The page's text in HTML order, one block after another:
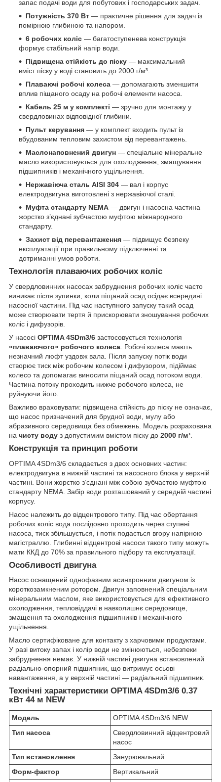
запас подачі води для побутових і господарських задач.
Потужність 370 Вт — практичне рішення для задач із
помірною глибиною та напором.
6 робочих коліс — багатоступенева конструкція
формує стабільний напір води.
Підвищена стійкість до піску — максимальний
вміст піску у воді становить до 2000 г/м³.
Плаваючі робочі колеса — допомагають зменшити
вплив піщаного осаду на робочі елементи насоса.
Кабель 25 м у комплекті — зручно для монтажу у
свердловинах відповідної глибини.
Пульт керування — у комплект входить пульт із
вбудованим тепловим захистом від перевантажень.
Маслонаповнений двигун — спеціальне мінеральне
масло використовується для охолодження, змащування
підшипників і механічного ущільнення.
Нержавіюча сталь AISI 304 — вал і корпус
електродвигуна виготовлені з нержавіючої сталі.
Муфта стандарту NEMA — двигун і насосна частина
жорстко з’єднані зубчастою муфтою міжнародного
стандарту.
Захист від перевантаження — підвищує безпеку
експлуатації при правильному підключенні та
дотриманні умов роботи.
Технологія плаваючих робочих коліс
У свердловинних насосах забруднення робочих коліс часто
виникає після зупинки, коли піщаний осад осідає всередині
насосної частини. Під час наступного запуску такий осад
може створювати тертя й прискорювати зношування робочих
коліс і дифузорів.
У насосі OPTIMA 4SDm3/6 застосовується технологія
«плаваючого» робочого колеса . Робочі колеса мають
незначний люфт уздовж вала. Після запуску потік води
створює тиск між робочим колесом і дифузором, підіймає
колесо та допомагає виносити піщаний осад потоком води.
Частина потоку проходить нижче робочого колеса, не
руйнуючи його.
Важливо враховувати: підвищена стійкість до піску не означає,
що насос призначений для брудної води, мулу або
абразивного середовища без обмежень. Модель розрахована
на чисту воду з допустимим вмістом піску до 2000 г/м³
Конструкція та принцип роботи
OPTIMA 4SDm3/6 складається з двох основних частин:
електродвигуна в нижній частині та насосного блока у верхній
частині. Вони жорстко з’єднані між собою зубчастою муфтою
стандарту NEMA. Забір води розташований у середній частині
корпусу.
Насос належить до відцентрового типу. Під час обертання
робочих коліс вода послідовно проходить через ступені
насоса, тиск збільшується, і потік подається вгору напірною
магістраллю. Глибинні відцентрові насоси такого типу можуть
мати ККД до 70% за правильного підбору та експлуатації.
Особливості двигуна
Насос оснащений однофазним асинхронним двигуном із
короткозамкненим ротором. Двигун заповнений спеціальним
мінеральним маслом, яке використовується для ефективного
охолодження, тепловіддачі в навколишнє середовище,
змащення та охолодження підшипників і механічного
ущільнення.
Масло сертифіковане для контакту з харчовими продуктами.
У разі витоку запах і колір води не змінюються, небезпеки
забруднення немає. У нижній частині двигуна встановлений
радіально-опорний підшипник, що витримує осьові
навантаження, а у верхній частині — радіальний підшипник.
Технічні характеристики OPTIMA 4SDm3/6 0.37
кВт 44 м NEW
Модель
OPTIMA 4SDm3/6 NEW
Тип насоса
Свердловинний відцентровий
насос
Тип встановлення
Занурювальний
Форм-фактор
Вертикальний